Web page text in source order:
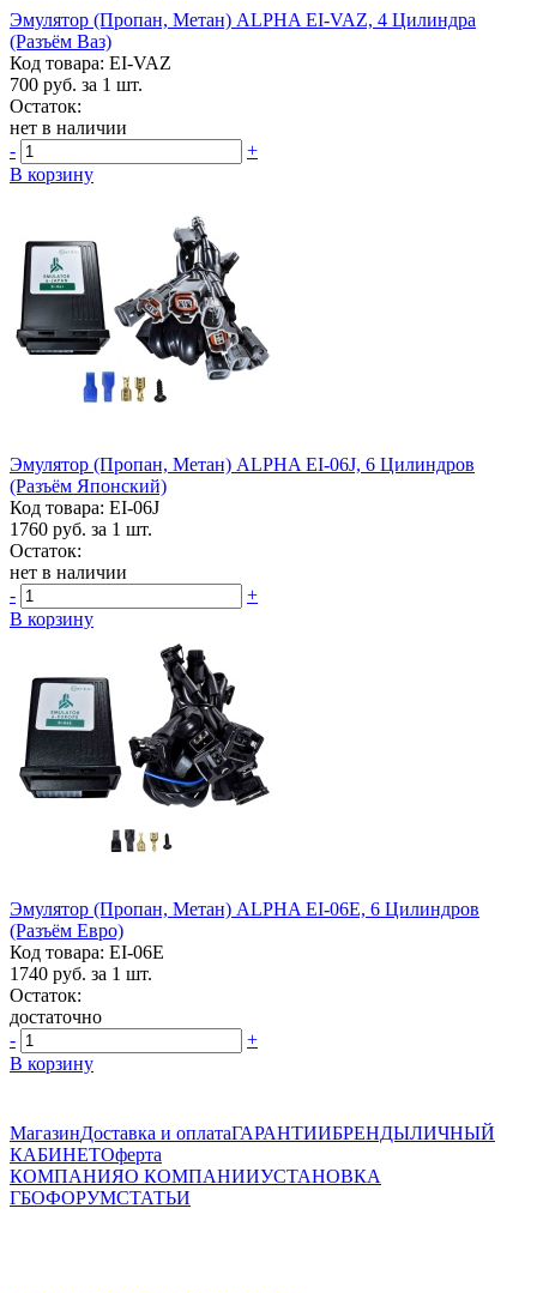
Эмулятор (пропан, Метан) ALPHA EI-VAZ, 4 Цилиндра
(разъём Ваз)
Код товара: EI-VAZ
700 руб. за 1 шт.
Остаток:
нет в наличии
-
+
В корзину
Эмулятор (пропан, Метан) ALPHA EI-06J, 6 Цилиндров
(разъём Японский)
Код товара: EI-06J
1760 руб. за 1 шт.
Остаток:
нет в наличии
-
+
В корзину
Эмулятор (пропан, Метан) ALPHA EI-06E, 6 Цилиндров
(разъём Евро)
Код товара: EI-06E
1740 руб. за 1 шт.
Остаток:
достаточно
-
+
В корзину
МагазинДоставка и оплатаГАРАНТИИБРЕНДЫЛИЧНЫЙ
КАБИНЕТОферта
КОМПАНИЯО КОМПАНИИУСТАНОВКА
ГБОФОРУМСТАТЬИ